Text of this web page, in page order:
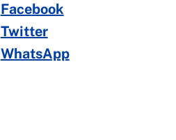
Facebook
Twitter
WhatsApp